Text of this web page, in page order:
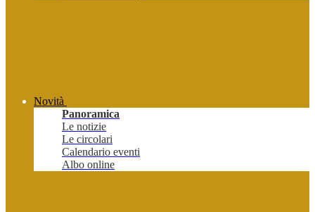
Novità
Panoramica
Le notizie
Le circolari
Calendario eventi
Albo online